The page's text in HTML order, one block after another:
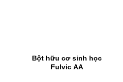
Bột hữu cơ sinh học
Fulvic AA